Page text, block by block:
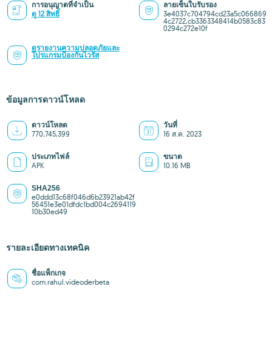
การอนุญาตที่จำเป็น
ดู 12 สิทธิ์
ลายเซ็นใบรับรอง
3e4037c704794cd23a5c066869
4c2722,cb3363348414b0583c83
0294c272e10f
ดูรายงานความปลอดภัยและ
โปรแกรมป้องกันไวรัส
ข้อมูลการดาวน์โหลด
ดาวน์โหลด
770,745,399
วันที่
16 ส.ค. 2023
ประเภทไฟล์
APK
ขนาด
10.16 MB
SHA256
e0ddd13c68f046d6b23921ab42f
56451e3e01dfdc1bd004c2694119
10b30ed49
รายละเอียดทางเทคนิค
ชื่อแพ็กเกจ
com.rahul.videoderbeta